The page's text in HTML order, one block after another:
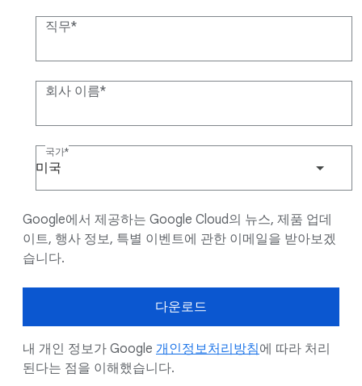
직무
회사 이름
국가
미국
Google에서 제공하는 Google Cloud의 뉴스, 제품 업데
이트, 행사 정보, 특별 이벤트에 관한 이메일을 받아보겠
습니다.
다운로드
내 개인 정보가 Google 개인정보처리방침에 따라 처리
된다는 점을 이해했습니다.